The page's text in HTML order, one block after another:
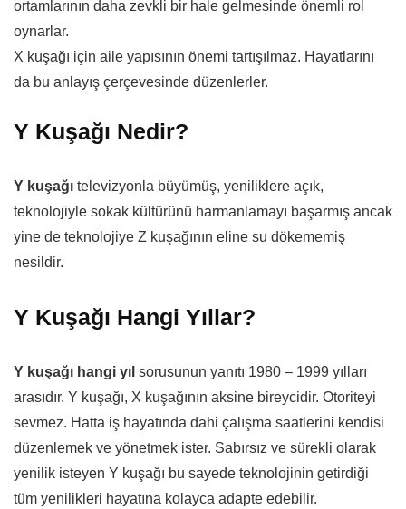
ortamlarının daha zevkli bir hale gelmesinde önemli rol
oynarlar.
X kuşağı için aile yapısının önemi tartışılmaz. Hayatlarını
da bu anlayış çerçevesinde düzenlerler.
Y Kuşağı Nedir?
Y kuşağı televizyonla büyümüş, yeniliklere açık,
teknolojiyle sokak kültürünü harmanlamayı başarmış ancak
yine de teknolojiye Z kuşağının eline su dökememiş
nesildir.
Y Kuşağı Hangi Yıllar?
Y kuşağı hangi yıl sorusunun yanıtı 1980 – 1999 yılları
arasıdır. Y kuşağı, X kuşağının aksine bireycidir. Otoriteyi
sevmez. Hatta iş hayatında dahi çalışma saatlerini kendisi
düzenlemek ve yönetmek ister. Sabırsız ve sürekli olarak
yenilik isteyen Y kuşağı bu sayede teknolojinin getirdiği
tüm yenilikleri hayatına kolayca adapte edebilir.